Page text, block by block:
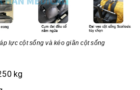
lực cột sống và kéo giãn cột sống
kg